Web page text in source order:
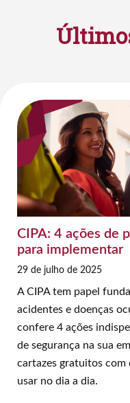
CIPA: 4 ações de
para implementar
29 de julho de 2025
A CIPA tem papel
acidentes e doenças
confere 4 ações
de segurança na sua
cartazes gratuitos com
usar no dia a dia.